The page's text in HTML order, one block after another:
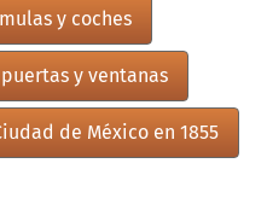
y coches
y ventanas
de México en 1855